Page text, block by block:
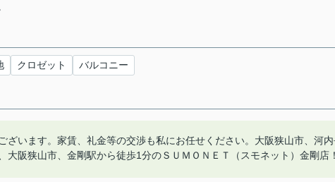
クロゼット バルコニー
ざいます。家賃、礼金等の交渉も私にお任せください。大阪狭山市、河
大阪狭山市、金剛駅から徒歩1分のＳＵＭＯＮＥＴ（スモネット）金剛店